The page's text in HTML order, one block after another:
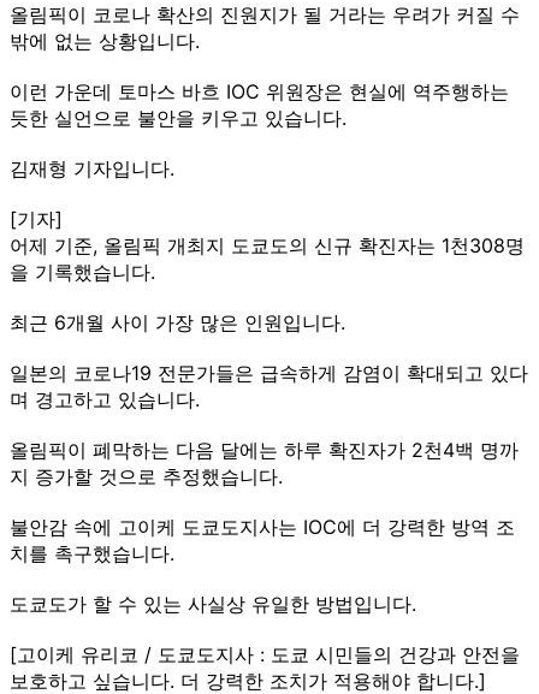
올림픽이 코로나 확산의 진원지가 될 거라는 우려가 커질 수
밖에 없는 상황입니다.
이런 가운데 토마스 바흐 IOC 위원장은 현실에 역주행하는
듯한 실언으로 불안을 키우고 있습니다.
김재형 기자입니다.
[기자]
어제 기준, 올림픽 개최지 도쿄도의 신규 확진자는 1천308명
을 기록했습니다.
최근 6개월 사이 가장 많은 인원입니다.
일본의 코로나19 전문가들은 급속하게 감염이 확대되고 있다
며 경고하고 있습니다.
올림픽이 폐막하는 다음 달에는 하루 확진자가 2천4백 명까
지 증가할 것으로 추정했습니다.
불안감 속에 고이케 도쿄도지사는 IOC에 더 강력한 방역 조
치를 촉구했습니다.
도쿄도가 할 수 있는 사실상 유일한 방법입니다.
[고이케 유리코 / 도쿄도지사 : 도쿄 시민들의 건강과 안전을
보호하고 싶습니다. 더 강력한 조치가 적용해야 합니다.]